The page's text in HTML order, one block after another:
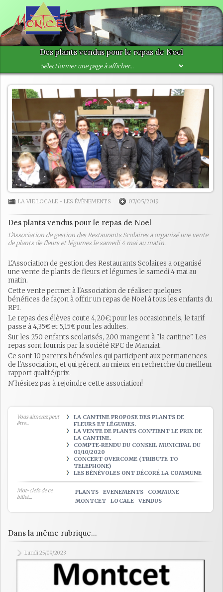
Des plants vendus pour le repas de Noel
LA VIE LOCALE - LES ÉVÈNEMENTS 07/05/2019
Des plants vendus pour le repas de Noel
L'Association de gestion des Restaurants Scolaires a organisé une vente
de plants de fleurs et légumes le samedi 4 mai au matin.
L'Association de gestion des Restaurants Scolaires a organisé
une vente de plants de fleurs et légumes le samedi 4 mai au
matin.
Cette vente permet à l'Association de réaliser quelques
bénéfices de façon à offrir un repas de Noel à tous les enfants du
RPI.
Le repas des élèves coute 4,20€; pour les occasionnels, le tarif
passe à 4,35€ et 5,15€ pour les adultes.
Sur les 250 enfants scolarisés, 200 mangent à "la cantine". Les
repas sont fournis par la société RPC de Manziat.
Ce sont 10 parents bénévoles qui participent aux permanences
de l'Association, et qui gèrent au mieux en recherche du meilleur
rapport qualité/prix.
N'hésitez pas à rejoindre cette association!
Vous aimerez peut
être...
LA CANTINE PROPOSE DES PLANTS DE
FLEURS ET LÉGUMES.
LA VENTE DE PLANTS CONTIENT LE PRIX DE
LA CANTINE.
COMPTE-RENDU DU CONSEIL MUNICIPAL DU
01/10/2020
CONCERT OVERCOME (TRIBUTE TO
TELEPHONE)
LES BÉNÉVOLES ONT DÉCORÉ LA COMMUNE
Mot-clefs de ce
billet...
PLANTS EVENEMENTS
COMMUNE
MONTCET
LOCALE VENDUS
Dans la même rubrique...
Lundi 25/09/2023